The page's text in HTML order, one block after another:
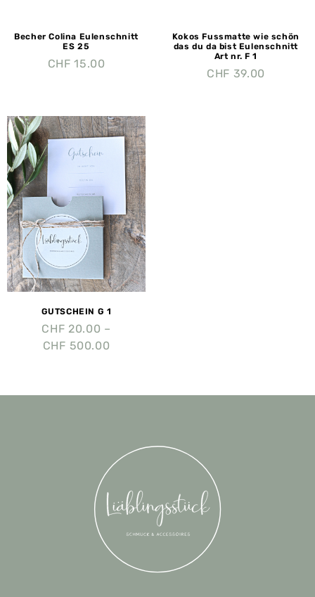
Becher Colina Eulenschnitt
ES 25
CHF 15.00
Kokos Fussmatte wie schön
das du da bist Eulenschnitt
Art nr. F 1
CHF 39.00
GUTSCHEIN G 1
CHF 20.00 –
CHF 500.00